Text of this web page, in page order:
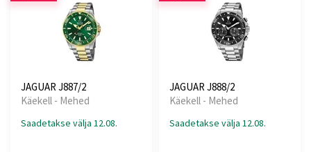
JAGUAR J887/2
Käekell - Mehed
Saadetakse välja 12.08.
JAGUAR J888/2
Käekell - Mehed
Saadetakse välja 12.08.